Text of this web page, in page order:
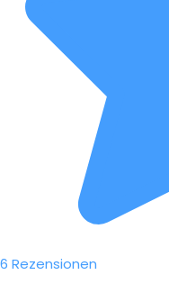
6 Rezensionen